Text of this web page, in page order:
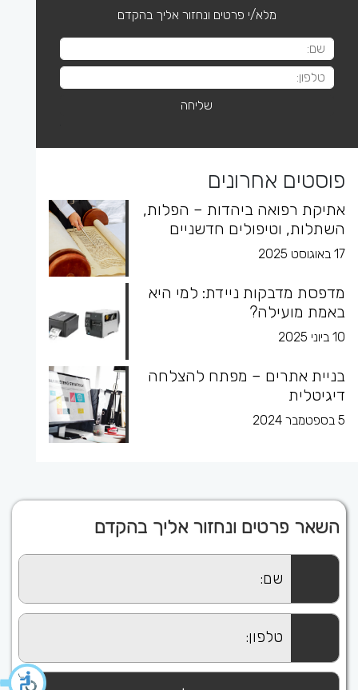
מלא/י פרטים ונחזור אליך בהקדם
פוסטים אחרונים
אתיקת רפואה ביהדות – הפלות,
השתלות, וטיפולים חדשניים
17 באוגוסט 2025
מדפסת מדבקות ניידת: למי היא
באמת מועילה?
10 ביוני 2025
בניית אתרים – מפתח להצלחה
דיגיטלית
5 בספטמבר 2024
השאר פרטים ונחזור אליך בהקדם